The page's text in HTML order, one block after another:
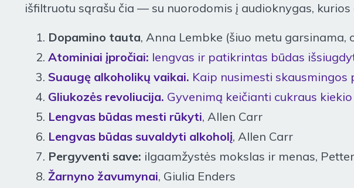
išfiltruotu sąrašu čia — su nuorodomis į audioknygas,
Dopamino tauta, Anna Lembke (šiuo metu garsinama,
Atominiai įpročiai: lengvas ir patikrintas būdas
Suaugę alkoholikų vaikai. Kaip nusimesti
Gliukozės revoliucija. Gyvenimą keičianti cukraus
Lengvas būdas mesti rūkyti, Allen Carr
Lengvas būdas suvaldyti alkoholį, Allen Carr
Pergyventi save: ilgaamžystės mokslas ir menas,
Žarnyno žavumynai, Giulia Enders